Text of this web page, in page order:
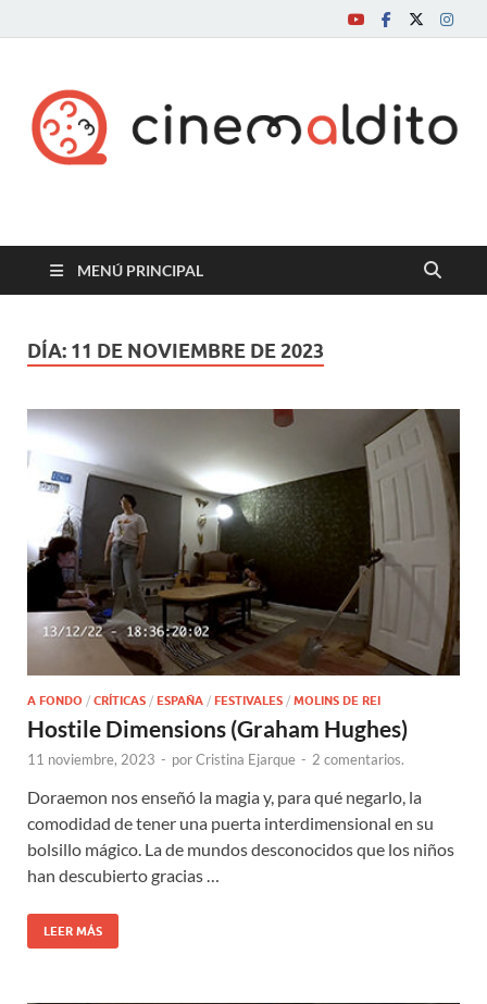
Cine maldito
MENÚ PRINCIPAL
DÍA: 11 DE NOVIEMBRE DE 2023
A FONDO / CRÍTICAS / ESPAÑA / FESTIVALES / MOLINS DE REI
Hostile Dimensions (Graham Hughes)
11 noviembre, 2023 - porCristina Ejarque - 2 comentarios.
Doraemon nos enseñó la magia y, para qué negarlo, la
comodidad de tener una puerta interdimensional en su
bolsillo mágico. La de mundos desconocidos que los niños
han descubierto gracias …
LEER MÁS